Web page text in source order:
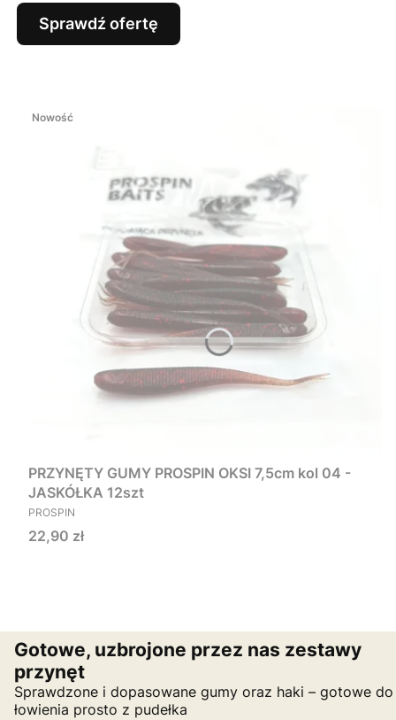
Sprawdź ofertę
Nowość
PRZYNĘTY GUMY PROSPIN OKSI 7,5cm kol 04 -
JASKÓŁKA 12szt
PRODUCENT
PROSPIN
Cena
22,90 zł
Gotowe, uzbrojone przez nas zestawy
przynęt
Sprawdzone i dopasowane gumy oraz haki – gotowe do
łowienia prosto z pudełka